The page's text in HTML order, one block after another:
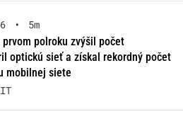
•
5m
prvom polroku zvýšil počet
optickú sieť a získal rekordný počet
mobilnej siete